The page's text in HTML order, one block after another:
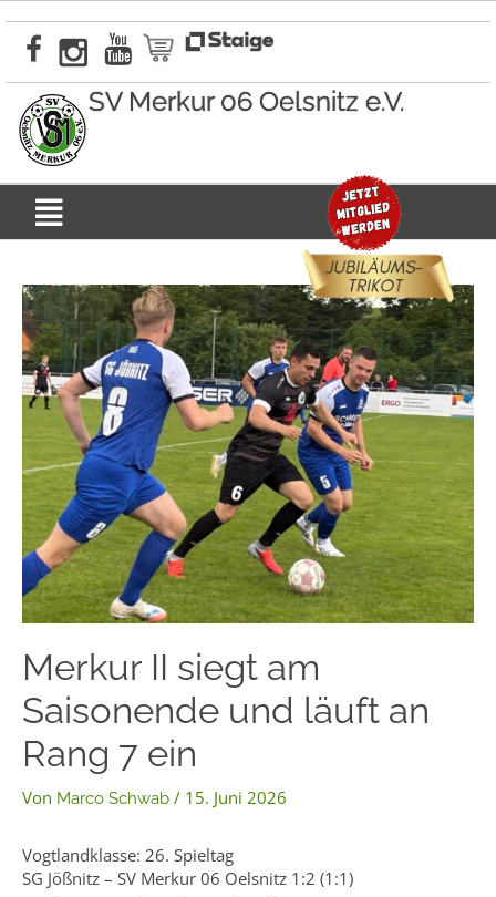
Inhalt
springen
SV Merkur 06 Oelsnitz e.V.
Menü
Merkur II siegt am
Saisonende und läuft an
Rang 7 ein
Von Marco Schwab / 15. Juni 2026
Vogtlandklasse: 26. Spieltag
SG Jößnitz – SV Merkur 06 Oelsnitz 1:2 (1:1)